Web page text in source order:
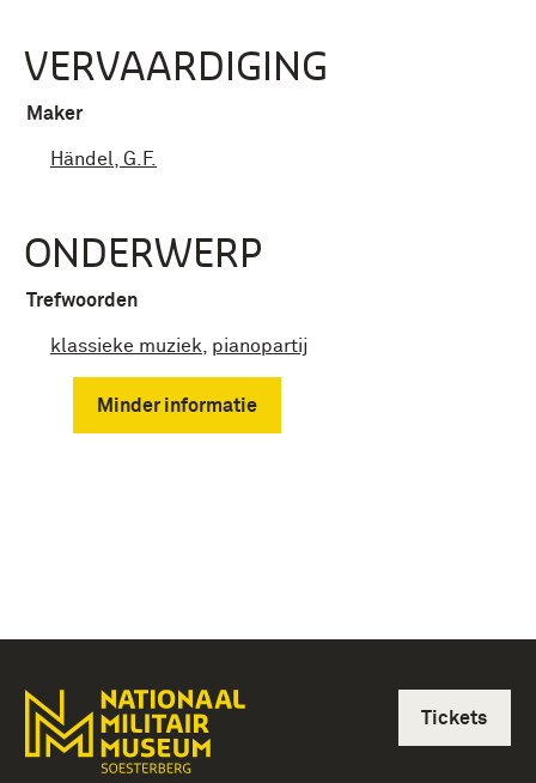
VERVAARDIGING
Maker
Händel, G.F.
ONDERWERP
Trefwoorden
klassieke muziek pianopartij
Minder informatie
Tickets